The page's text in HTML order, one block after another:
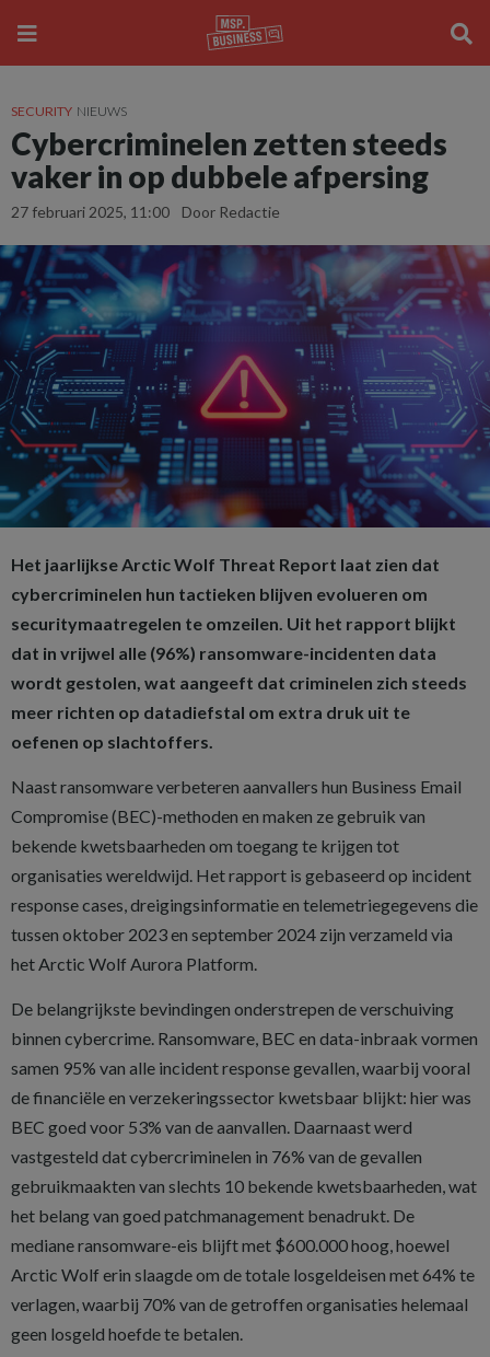
SECURITY NIEUWS
Cybercriminelen zetten steeds
vaker in op dubbele afpersing
27 februari 2025, 11:00 Door Redactie
Het jaarlijkse Arctic Wolf Threat Report laat zien dat
cybercriminelen hun tactieken blijven evolueren om
securitymaatregelen te omzeilen. Uit het rapport blijkt
dat in vrijwel alle (96%) ransomware-incidenten data
wordt gestolen, wat aangeeft dat criminelen zich steeds
meer richten op datadiefstal om extra druk uit te
oefenen op slachtoffers.
Naast ransomware verbeteren aanvallers hun Business Email
Compromise (BEC)-methoden en maken ze gebruik van
bekende kwetsbaarheden om toegang te krijgen tot
organisaties wereldwijd. Het rapport is gebaseerd op incident
response cases, dreigingsinformatie en telemetriegegevens die
tussen oktober 2023 en september 2024 zijn verzameld via
het Arctic Wolf Aurora Platform.
De belangrijkste bevindingen onderstrepen de verschuiving
binnen cybercrime. Ransomware, BEC en data-inbraak vormen
samen 95% van alle incident response gevallen, waarbij vooral
de financiële en verzekeringssector kwetsbaar blijkt: hier was
BEC goed voor 53% van de aanvallen. Daarnaast werd
vastgesteld dat cybercriminelen in 76% van de gevallen
gebruikmaakten van slechts 10 bekende kwetsbaarheden, wat
het belang van goed patchmanagement benadrukt. De
mediane ransomware-eis blijft met $600.000 hoog, hoewel
Arctic Wolf erin slaagde om de totale losgeldeisen met 64% te
verlagen, waarbij 70% van de getroffen organisaties helemaal
geen losgeld hoefde te betalen.